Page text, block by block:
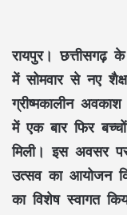
रायपुर। छत्तीसगढ़
में सोमवार से नए
ग्रीष्मकालीन
में एक बार फिर
मिली। इस अवसर
उत्सव का आयोजन
का विशेष स्वागत